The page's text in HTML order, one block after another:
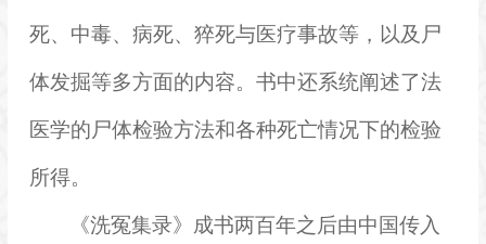
死、中毒、病死、猝死与医疗事故等，以及尸
体发掘等多方面的内容。书中还系统阐述了法
医学的尸体检验方法和各种死亡情况下的检验
所得。
《洗冤集录》成书两百年之后由中国传入